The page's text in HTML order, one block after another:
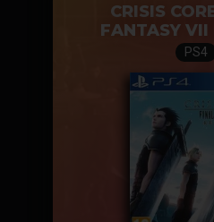
CRISIS
FANTASY VII
PS4